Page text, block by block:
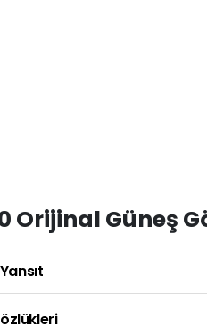
Orijinal Güneş